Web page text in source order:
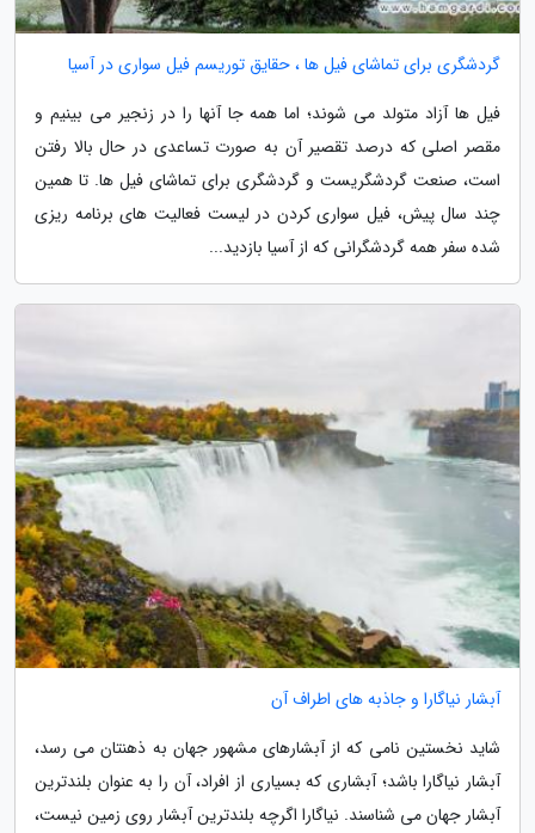
گردشگری برای تماشای فیل ها ، حقایق توریسم فیل سواری در آسیا
فیل ها آزاد متولد می شوند؛ اما همه جا آنها را در زنجیر می بینیم و
مقصر اصلی که درصد تقصیر آن به صورت تساعدی در حال بالا رفتن
است، صنعت گردشگریست و گردشگری برای تماشای فیل ها. تا همین
چند سال پیش، فیل سواری کردن در لیست فعالیت های برنامه ریزی
شده سفر همه گردشگرانی که از آسیا بازدید...
آبشار نیاگارا و جاذبه های اطراف آن
شاید نخستین نامی که از آبشارهای مشهور جهان به ذهنتان می رسد،
آبشار نیاگارا باشد؛ آبشاری که بسیاری از افراد، آن را به عنوان بلندترین
آبشار جهان می شناسند. نیاگارا اگرچه بلندترین آبشار روی زمین نیست،